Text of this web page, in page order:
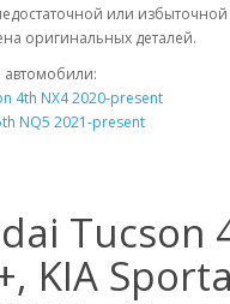
или
оригинальных деталей.
4th NX4 2020-present
NQ5 2021-present
Tucson
KIA